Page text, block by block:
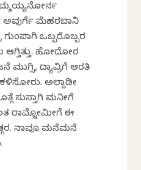
ಅವುರ್ಗೆ ಮೆಹರಬಾನಿ
ಗುಂಪಾಗಿ ಒಬ್ಬರೊಬ್ಬರ
ಹೋದೋರ
ಮುಗ್ಸಿ, ದ್ಯಾವ್ರಿಗೆ ಆರತಿ
ಅಲ್ದಾಡೀ
ಸುಸ್ತಾಗಿ ಮನೀಗೆ
ರಾಮ್ನೋಮೀಗೆ ಈ
ನಾವೂ ಮನೆಮನೆ